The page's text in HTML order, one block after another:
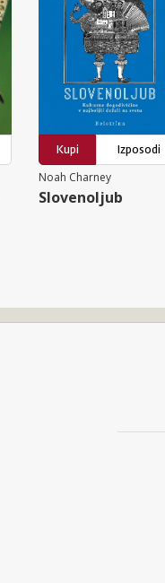
Kupi
Izposodi
Noah Charney
Slovenoljub